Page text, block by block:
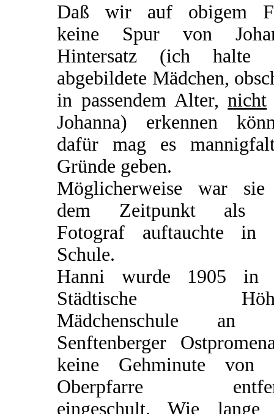
Daß wir auf obigem
keine Spur von
Hintersatz (ich halte
abgebildete Mädchen,
in passendem Alter,nicht
Johanna) erkennen
dafür mag es
Gründe geben.
Möglicherweise war
dem Zeitpunkt als
Fotograf auftauchte in
Schule.
Hanni wurde 1905 in
Städtische
Mädchenschule an
Senftenberger
keine Gehminute von
Oberpfarre
eingeschult. Wie lange